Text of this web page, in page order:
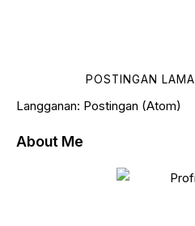
POSTINGAN LAMA
Langganan: Postingan (Atom)
About Me